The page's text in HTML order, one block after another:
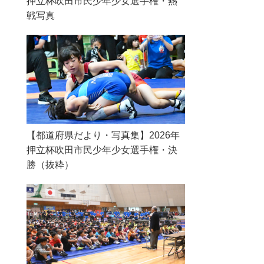
戦写真
【都道府県だより・写真集】2026年
押立杯吹田市民少年少女選手権・決
勝（抜粋）